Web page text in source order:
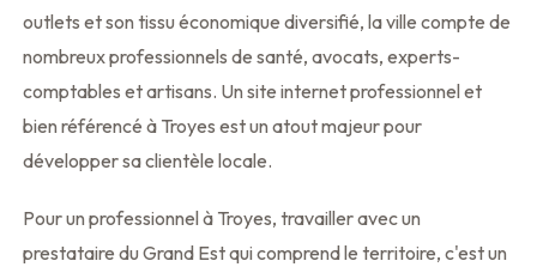
outlets et son tissu économique diversifié, la ville compte de
nombreux professionnels de santé, avocats, experts-
comptables et artisans. Un site internet professionnel et
bien référencé à Troyes est un atout majeur pour
développer sa clientèle locale.
Pour un professionnel à Troyes, travailler avec un
prestataire du Grand Est qui comprend le territoire, c'est un